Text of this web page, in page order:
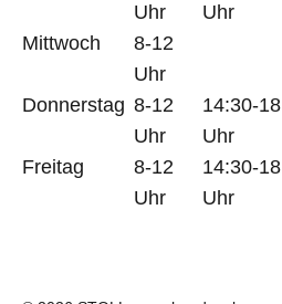
Uhr
Uhr
Mittwoch
8-12
Uhr
Donnerstag 8-12
Uhr
14:30-18
Uhr
Freitag
8-12
Uhr
14:30-18
Uhr